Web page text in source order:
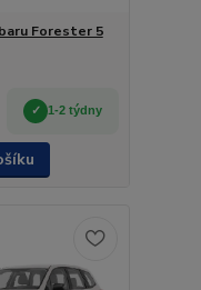
Forester 5
1-2 týdny